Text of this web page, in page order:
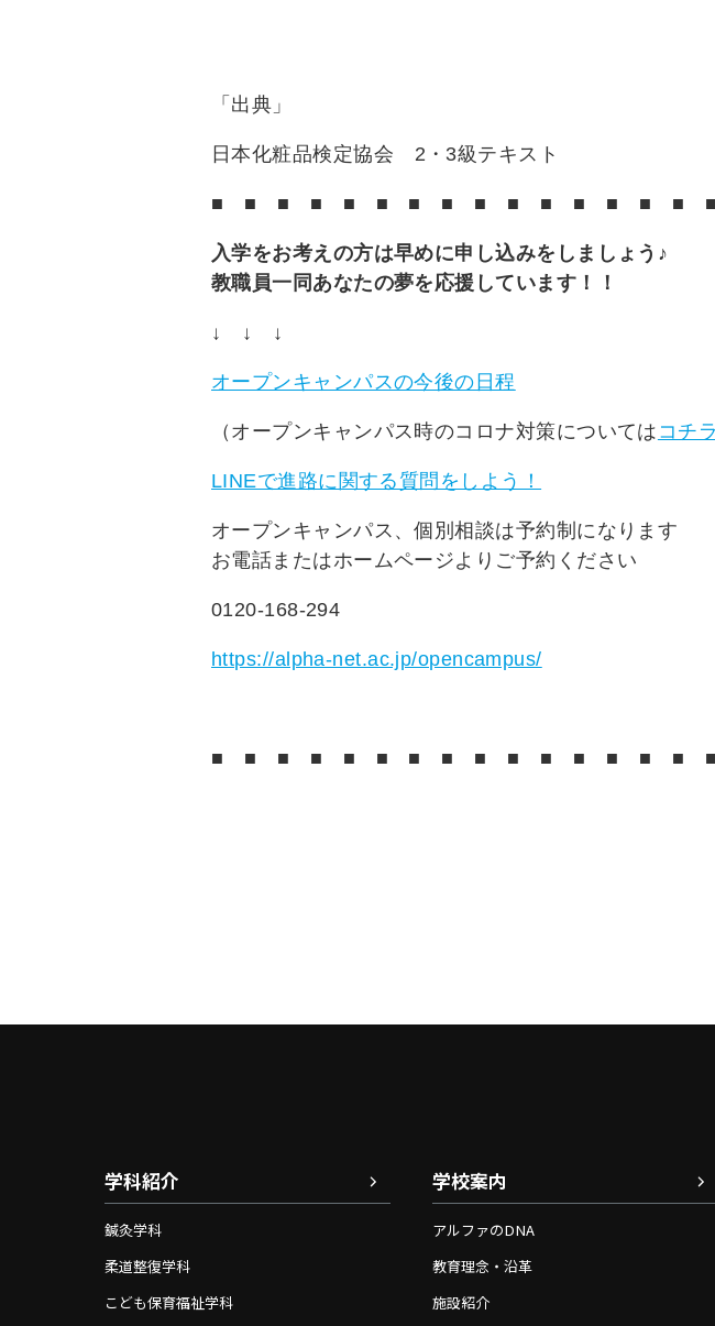
「出典」
日本化粧品検定協会 2 ・ 3級テキスト
■ ■ ■ ■ ■ ■ ■ ■ ■ ■ ■ ■ ■ ■ ■ ■
入学をお考えの方は早めに申し込みをしましょう ♪
教職員一同あなたの夢を応援しています！！
↓ ↓ ↓
オープンキャンパスの今後の日程
（オープンキャンパス時のコロナ対策については コチラ
LINEで進路に関する質問をしよう！
オープンキャンパス、個別相談は予約制になります
お電話またはホームページよりご予約ください
0120-168-294
https://alpha-net.ac.jp/opencampus/
■ ■ ■ ■ ■ ■ ■ ■ ■ ■ ■ ■ ■ ■ ■ ■
学科紹介
鍼灸学科
柔道整復学科
こども保育福祉学科
学校案内
アルファのDNA
教育理念・沿革
施設紹介